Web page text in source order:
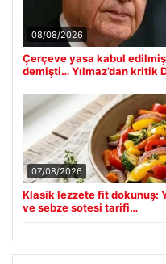
08/08/2026
Çerçeve yasa kabul
demişti… Yılmaz’dan kritik
07/08/2026
Klasik lezzete fit dokunuş:
ve sebze sotesi tarifi…